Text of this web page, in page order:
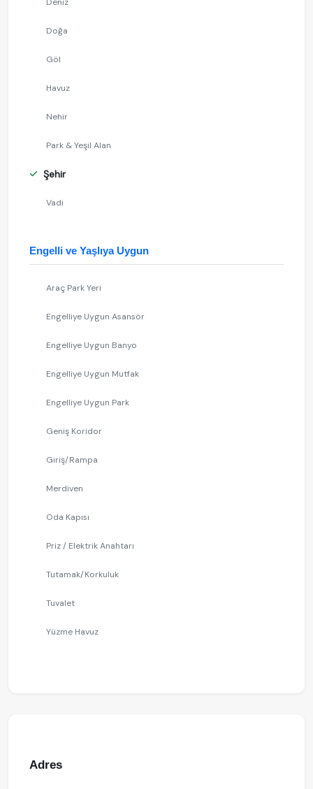
Doğa
Göl
Havuz
Nehir
Park & Yeşil Alan
Şehir
Vadi
Engelli ve Yaşlıya Uygun
Araç Park Yeri
Engelliye Uygun Asansör
Engelliye Uygun Banyo
Engelliye Uygun Mutfak
Engelliye Uygun Park
Geniş Koridor
Giriş/Rampa
Merdiven
Oda Kapısı
Priz / Elektrik Anahtarı
Tutamak/Korkuluk
Tuvalet
Yüzme Havuz
Adres